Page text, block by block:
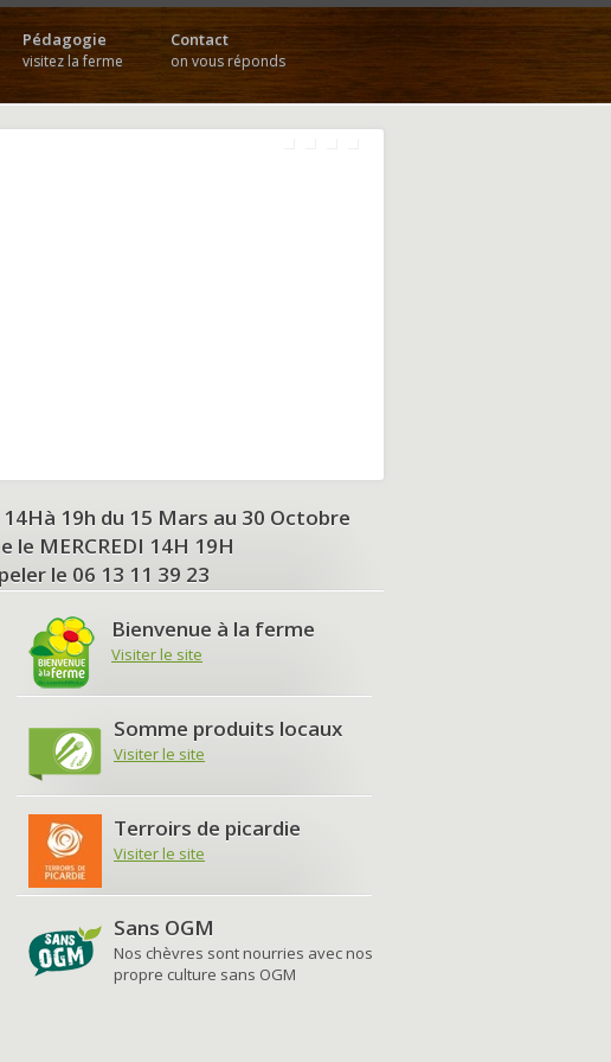
Pédagogie
visitez la ferme
Contact
on vous réponds
19h du 15 Mars au 30 Octobre
le MERCREDI 14H 19H
le 06 13 11 39 23
Bienvenue à la ferme
Visiter le site
Somme produits locaux
Visiter le site
Terroirs de picardie
Visiter le site
Sans OGM
Nos chèvres sont nourries avec nos
propre culture sans OGM